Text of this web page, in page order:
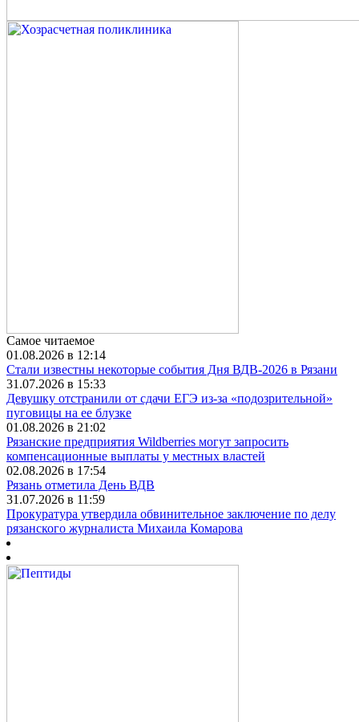
Самое читаемое
01.08.2026 в 12:14
Стали известны некоторые события Дня ВДВ-2026 в Рязани
31.07.2026 в 15:33
Девушку отстранили от сдачи ЕГЭ из-за «подозрительной»
пуговицы на ее блузке
01.08.2026 в 21:02
Рязанские предприятия Wildberries могут запросить
компенсационные выплаты у местных властей
02.08.2026 в 17:54
Рязань отметила День ВДВ
31.07.2026 в 11:59
Прокуратура утвердила обвинительное заключение по делу
рязанского журналиста Михаила Комарова